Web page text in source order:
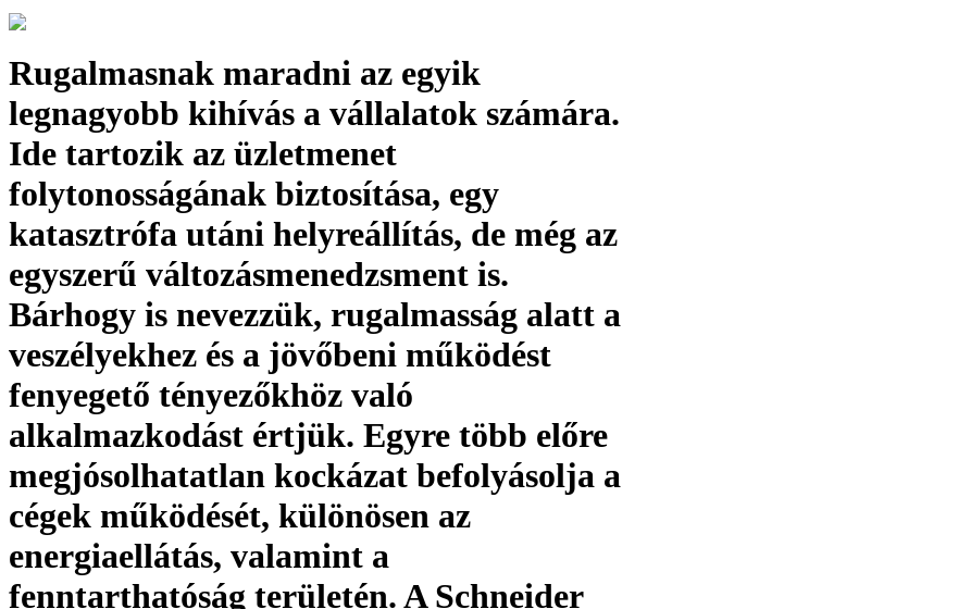
Rugalmasnak maradni az egyik
legnagyobb kihívás a vállalatok számára.
Ide tartozik az üzletmenet
folytonosságának biztosítása, egy
katasztrófa utáni helyreállítás, de még az
egyszerű változásmenedzsment is.
Bárhogy is nevezzük, rugalmasság alatt a
veszélyekhez és a jövőbeni működést
fenyegető tényezőkhöz való
alkalmazkodást értjük. Egyre több előre
megjósolhatatlan kockázat befolyásolja a
cégek működését, különösen az
energiaellátás, valamint a
fenntarthatóság területén. A Schneider